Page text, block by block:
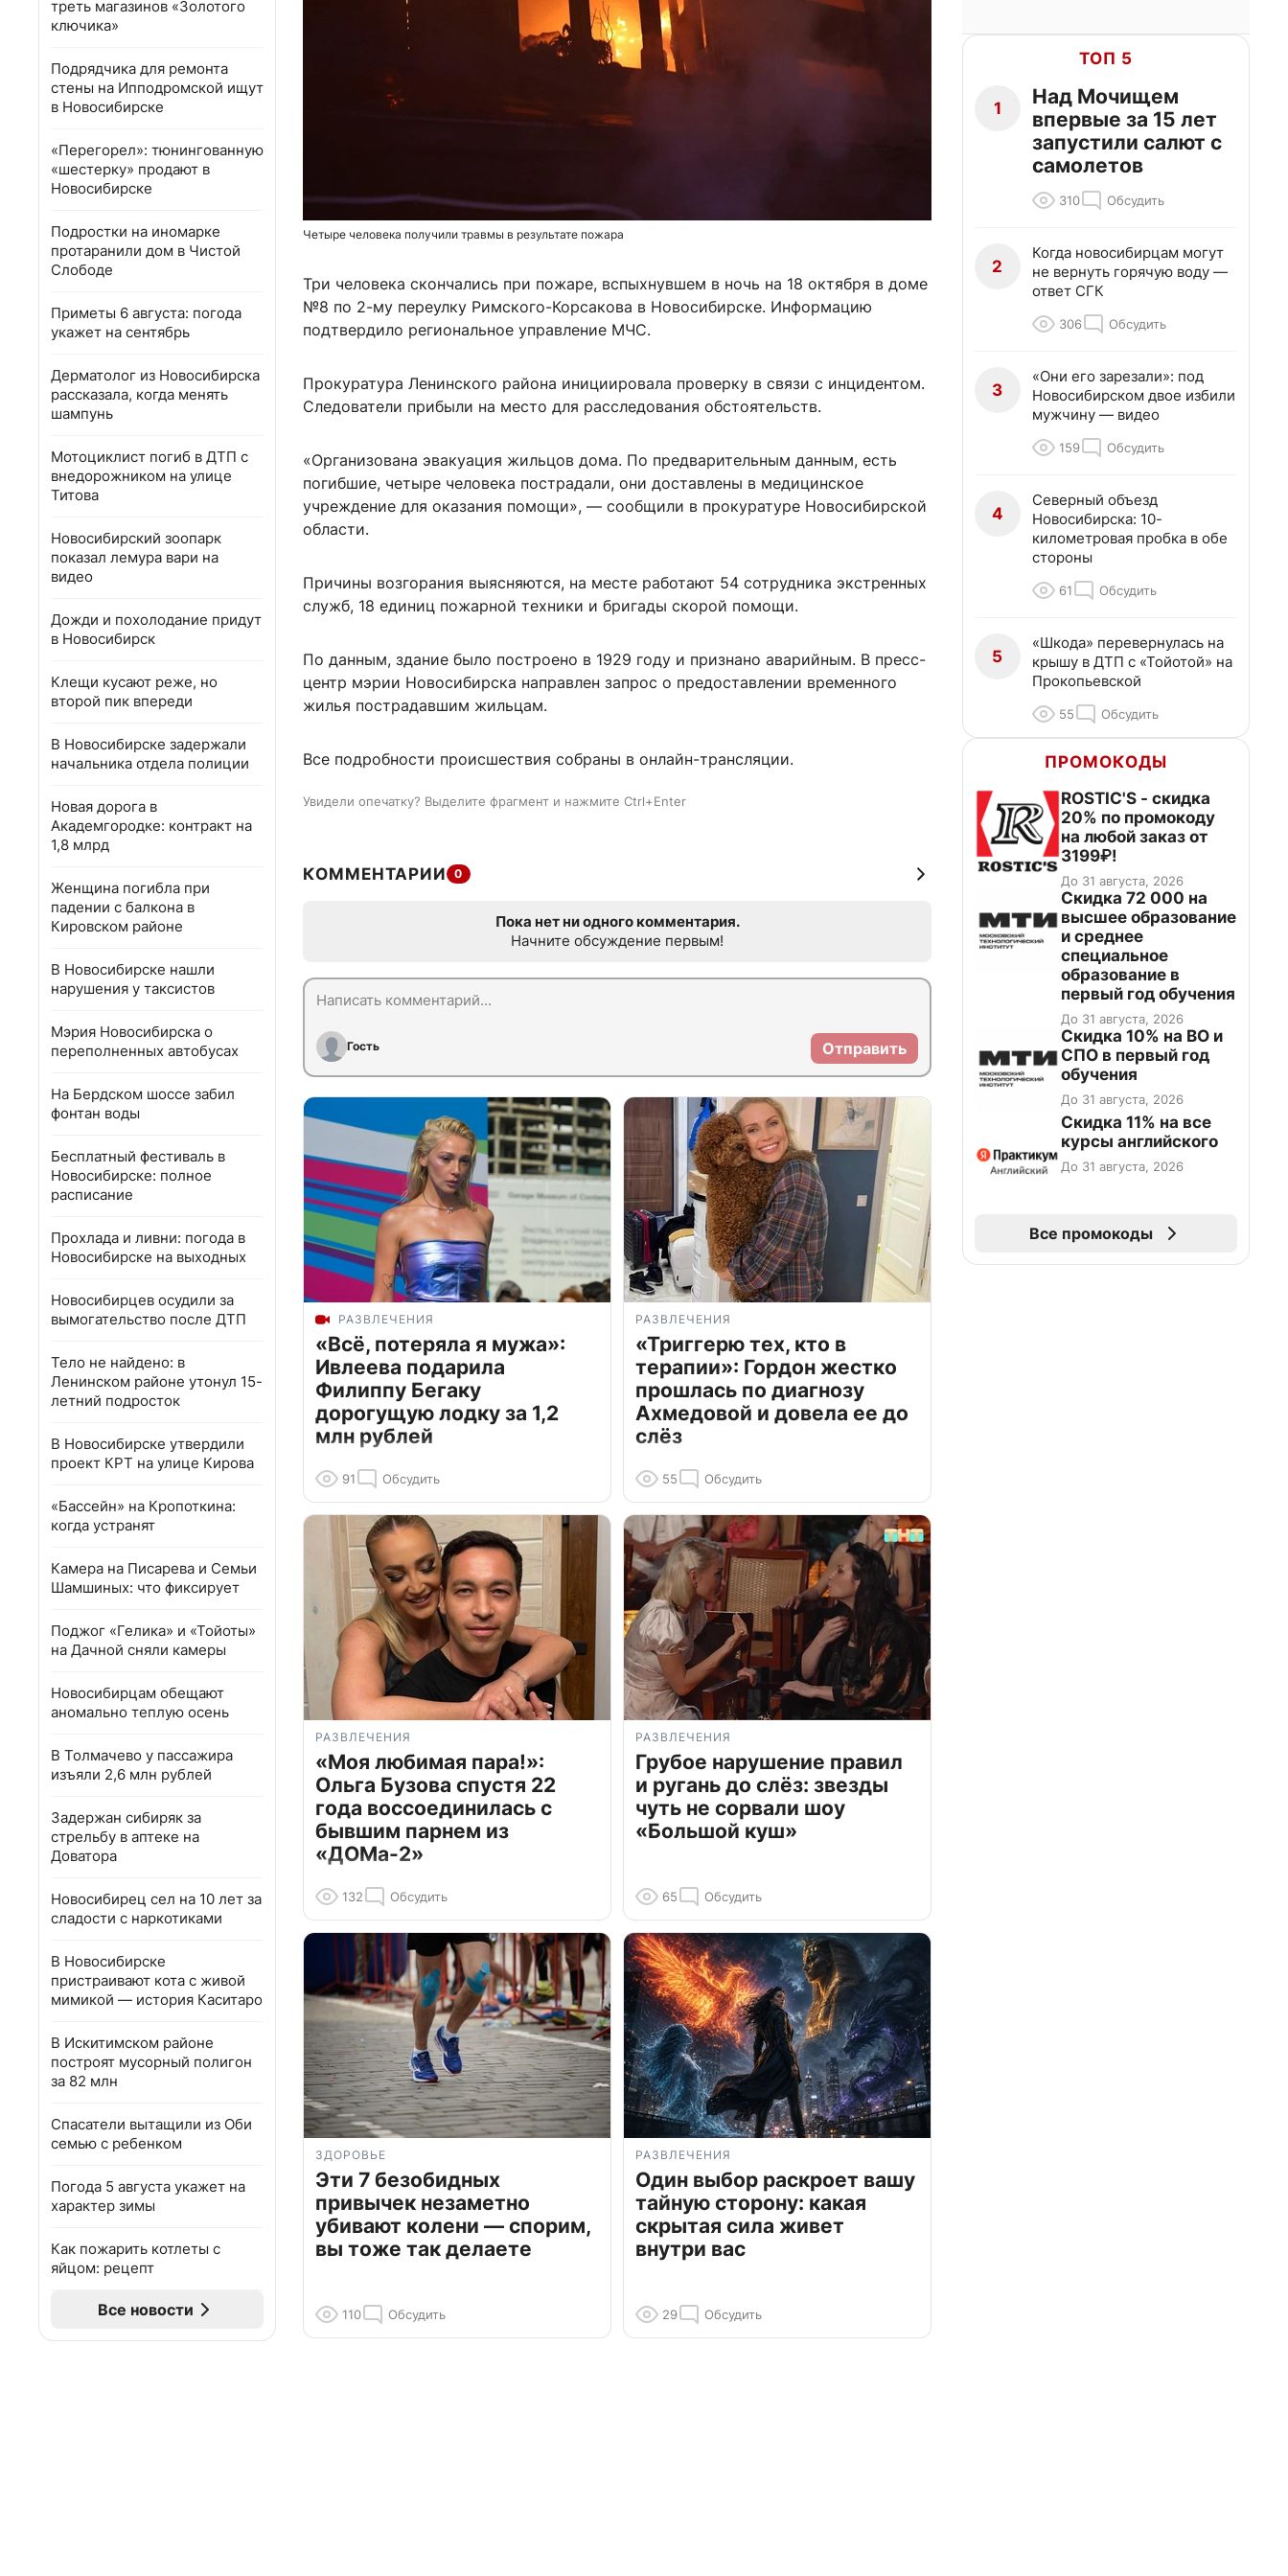
треть магазинов «Золотого
ключика»
Подрядчика для ремонта
стены на Ипподромской ищут
в Новосибирске
«Перегорел»: тюнингованную
«шестерку» продают в
Новосибирске
Подростки на иномарке
протаранили дом в Чистой
Слободе
Приметы 6 августа: погода
укажет на сентябрь
Дерматолог из Новосибирска
рассказала, когда менять
шампунь
Мотоциклист погиб в ДТП с
внедорожником на улице
Титова
Новосибирский зоопарк
показал лемура вари на
видео
Дожди и похолодание придут
в Новосибирск
Клещи кусают реже, но
второй пик впереди
В Новосибирске задержали
начальника отдела полиции
Новая дорога в
Академгородке: контракт на
1,8 млрд
Женщина погибла при
падении с балкона в
Кировском районе
В Новосибирске нашли
нарушения у таксистов
Мэрия Новосибирска о
переполненных автобусах
На Бердском шоссе забил
фонтан воды
Бесплатный фестиваль в
Новосибирске: полное
расписание
Прохлада и ливни: погода в
Новосибирске на выходных
Новосибирцев осудили за
вымогательство после ДТП
Тело не найдено: в
Ленинском районе утонул 15-
летний подросток
В Новосибирске утвердили
проект КРТ на улице Кирова
«Бассейн» на Кропоткина:
когда устранят
Камера на Писарева и Семьи
Шамшиных: что фиксирует
Поджог «Гелика» и «Тойоты»
на Дачной сняли камеры
Новосибирцам обещают
аномально теплую осень
В Толмачево у пассажира
изъяли 2,6 млн рублей
Задержан сибиряк за
стрельбу в аптеке на
Доватора
Новосибирец сел на 10 лет за
сладости с наркотиками
В Новосибирске
пристраивают кота с живой
мимикой — история Каситаро
В Искитимском районе
построят мусорный полигон
за 82 млн
Спасатели вытащили из Оби
семью с ребенком
Погода 5 августа укажет на
характер зимы
Как пожарить котлеты с
яйцом: рецепт
Все новости
Четыре человека получили травмы в результате пожара
Три человека скончались при пожаре, вспыхнувшем в ночь на 18 октября в доме
№8 по 2-му переулку Римского-Корсакова в Новосибирске. Информацию
подтвердило региональное управление МЧС.
Прокуратура Ленинского района инициировала проверку в связи с инцидентом.
Следователи прибыли на место для расследования обстоятельств.
«Организована эвакуация жильцов дома. По предварительным данным, есть
погибшие, четыре человека пострадали, они доставлены в медицинское
учреждение для оказания помощи», — сообщили в прокуратуре Новосибирской
области.
Причины возгорания выясняются, на месте работают 54 сотрудника экстренных
служб, 18 единиц пожарной техники и бригады скорой помощи.
По данным, здание было построено в 1929 году и признано аварийным. В пресс-
центр мэрии Новосибирска направлен запрос о предоставлении временного
жилья пострадавшим жильцам.
Все подробности происшествия собраны в онлайн-трансляции.
Увидели опечатку? Выделите фрагмент и нажмите Ctrl+Enter
КОММЕНТАРИИ 0
Пока нет ни одного комментария.
Начните обсуждение первым!
Гость Отправить
РАЗВЛЕЧЕНИЯ
«Всё, потеряла я мужа»:
Ивлеева подарила
Филиппу Бегаку
дорогущую лодку за 1,2
млн рублей
91 Обсудить
РАЗВЛЕЧЕНИЯ
«Триггерю тех, кто в
терапии»: Гордон жестко
прошлась по диагнозу
Ахмедовой и довела ее до
слёз
55 Обсудить
РАЗВЛЕЧЕНИЯ
«Моя любимая пара!»:
Ольга Бузова спустя 22
года воссоединилась с
бывшим парнем из
«ДОМа-2»
132 Обсудить
РАЗВЛЕЧЕНИЯ
Грубое нарушение правил
и ругань до слёз: звезды
чуть не сорвали шоу
«Большой куш»
65 Обсудить
ЗДОРОВЬЕ
Эти 7 безобидных
привычек незаметно
убивают колени — спорим,
вы тоже так делаете
110 Обсудить
РАЗВЛЕЧЕНИЯ
Один выбор раскроет вашу
тайную сторону: какая
скрытая сила живет
внутри вас
29 Обсудить
ТОП 5
1
Над Мочищем
впервые за 15 лет
запустили салют с
самолетов
310 Обсудить
2
Когда новосибирцам могут
не вернуть горячую воду —
ответ СГК
306 Обсудить
3
«Они его зарезали»: под
Новосибирском двое избили
мужчину — видео
159 Обсудить
4
Северный объезд
Новосибирска: 10-
километровая пробка в обе
стороны
61 Обсудить
5
«Шкода» перевернулась на
крышу в ДТП с «Тойотой» на
Прокопьевской
55 Обсудить
ПРОМОКОДЫ
ROSTIC'S - скидка
20% по промокоду
на любой заказ от
3199₽!
До 31 августа, 2026
Скидка 72 000 на
высшее образование
и среднее
специальное
образование в
первый год обучения
До 31 августа, 2026
Скидка 10% на ВО и
СПО в первый год
обучения
До 31 августа, 2026
Скидка 11% на все
курсы английского
До 31 августа, 2026
Все промокоды